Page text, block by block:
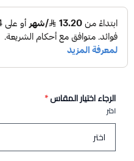
الرجاء اختيار المقاس*
اختر